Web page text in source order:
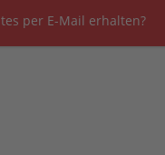
per E-Mail erhalten?